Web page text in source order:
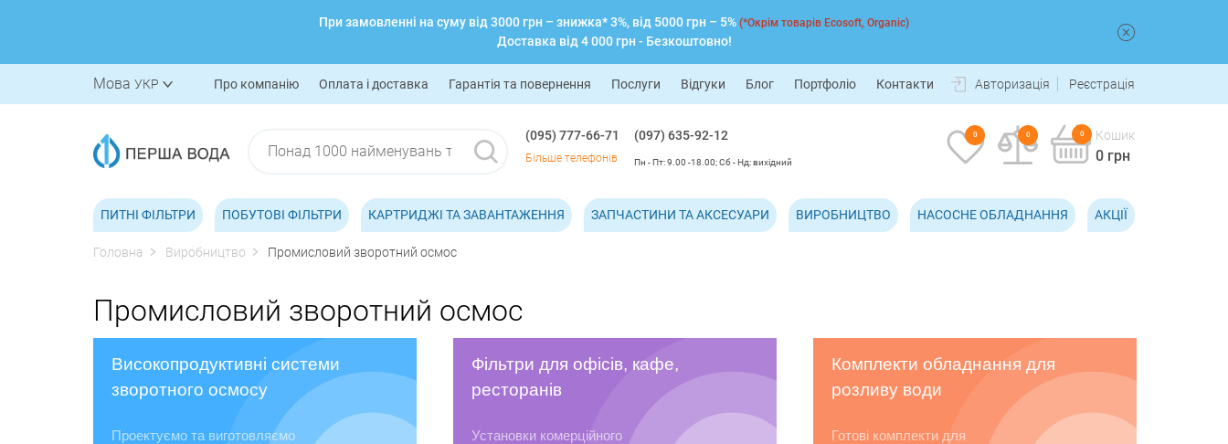
При замовленні на суму від 3000 грн – знижка* 3%, від 5000 грн – 5% (*Окрім товарів Ecosoft, Organic)
Доставка від 4 000 грн - Безкоштовно!
Мова УКР Про компанію Оплата і доставка Гарантія та повернення Послуги Відгуки Блог Портфоліо Контакти Авторизація Реєстрація
(095) 777-66-71
Більше телефонів
(097) 635-92-12
Пн - Пт: 9.00 -18.00; Сб - Нд: вихідний
0 0 0 Кошик
0 грн
ПИТНІ ФІЛЬТРИ ПОБУТОВІ ФІЛЬТРИ КАРТРИДЖІ ТА ЗАВАНТАЖЕННЯ ЗАПЧАСТИНИ ТА АКСЕСУАРИ ВИРОБНИЦТВО НАСОСНЕ ОБЛАДНАННЯ АКЦІЇ
Головна Виробництво Промисловий зворотний осмос
Промисловий зворотний осмос
Високопродуктивні системи
зворотного осмосу
Проектуємо та виготовляємо
Фільтри для офісів, кафе,
ресторанів
Установки комерційного
Комплекти обладнання для
розливу води
Готові комплекти для